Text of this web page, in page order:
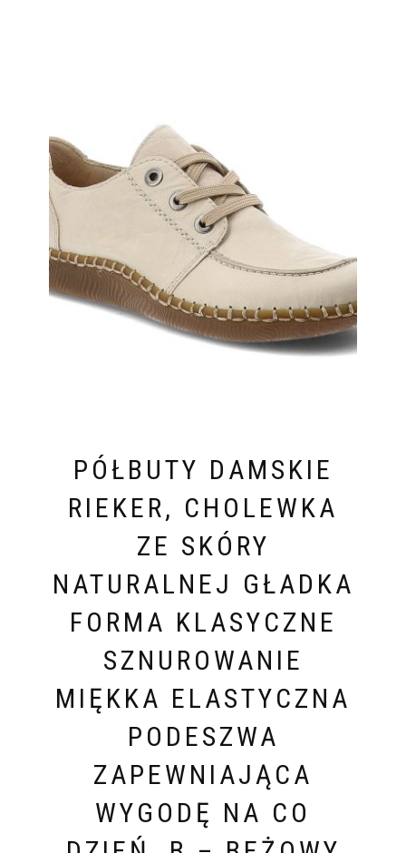
PÓŁBUTY DAMSKIE
RIEKER, CHOLEWKA
ZE SKÓRY
NATURALNEJ GŁADKA
FORMA KLASYCZNE
SZNUROWANIE
MIĘKKA ELASTYCZNA
PODESZWA
ZAPEWNIAJĄCA
WYGODĘ NA CO